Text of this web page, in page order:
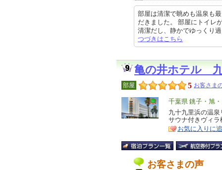
部屋は清潔で眺めも温泉も
だきました。 部屋にトイレ
清潔だし、静かでゆっくり
つづきはこちら
亀の井ホテル
部屋 5 お客さま
エ
リ
ア
千葉県 銚子・旭
特
徴
九十九里浜の温
サウナ付きヴィ
お気に入りに
お客さまの声